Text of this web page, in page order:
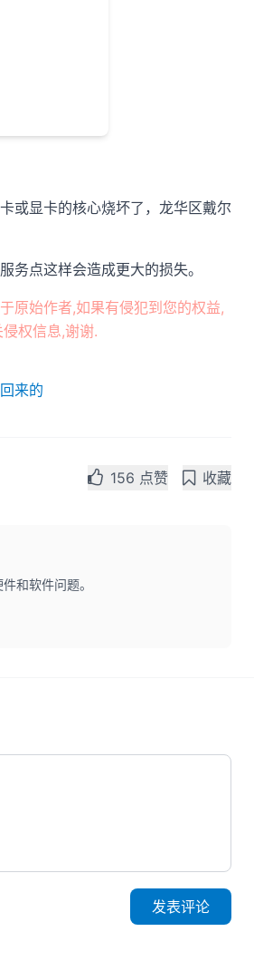
或显卡的核心烧坏了，龙华区戴尔
务点这样会造成更大的损失。
原始作者,如果有侵犯到您的权益,
权信息,谢谢.
来的
156 点赞 收藏
和软件问题。
发表评论